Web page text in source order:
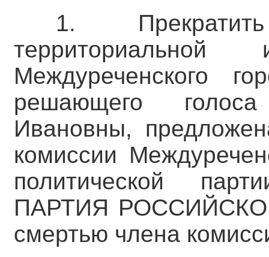
1.
территориальной
Междуреченского
решающего
Ивановны,
комиссии
политической
ПАРТИЯ
смертью члена